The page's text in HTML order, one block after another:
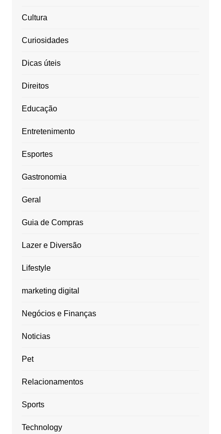
Cultura
Curiosidades
Dicas úteis
Direitos
Educação
Entretenimento
Esportes
Gastronomia
Geral
Guia de Compras
Lazer e Diversão
Lifestyle
marketing digital
Negócios e Finanças
Noticias
Pet
Relacionamentos
Sports
Technology